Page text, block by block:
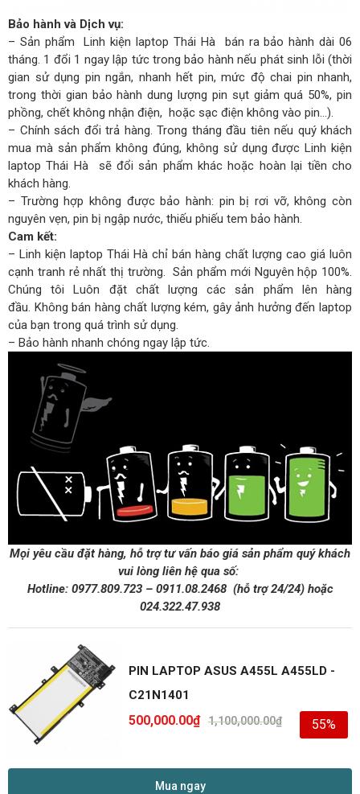
Bảo hành và Dịch vụ:
– Sản phẩm Linh kiện laptop Thái Hà bán ra bảo hành dài 06
tháng. 1 đổi 1 ngay lập tức trong bảo hành nếu phát sinh lỗi (thời
gian sử dụng pin ngắn, nhanh hết pin, mức độ chai pin nhanh,
trong thời gian bảo hành dung lượng pin sụt giảm quá 50%, pin
phồng, chết không nhận điện, hoặc sạc điện không vào pin…).
– Chính sách đổi trả hàng. Trong tháng đầu tiên nếu quý khách
mua mà sản phẩm không đúng, không sử dụng được Linh kiện
laptop Thái Hà sẽ đổi sản phẩm khác hoặc hoàn lại tiền cho
khách hàng.
– Trường hợp không được bảo hành: pin bị rơi vỡ, không còn
nguyên vẹn, pin bị ngập nước, thiếu phiếu tem bảo hành.
Cam kết:
– Linh kiện laptop Thái Hà chỉ bán hàng chất lượng cao giá luôn
cạnh tranh rẻ nhất thị trường. Sản phẩm mới Nguyên hộp 100%.
Chúng tôi Luôn đặt chất lượng các sản phẩm lên hàng
đầu. Không bán hàng chất lượng kém, gây ảnh hưởng đến laptop
của bạn trong quá trình sử dụng.
– Bảo hành nhanh chóng ngay lập tức.
Mọi yêu cầu đặt hàng, hỗ trợ tư vấn báo giá sản phẩm quý khách
vui lòng liên hệ qua số:
Hotline: 0977.809.723– 0911.08.2468 (hỗ trợ 24/24)hoặc
024.322.47.938
PIN LAPTOP ASUS A455L A455LD -
C21N1401
1,100,000.00₫
500,000.00₫ 55%
Mua ngay